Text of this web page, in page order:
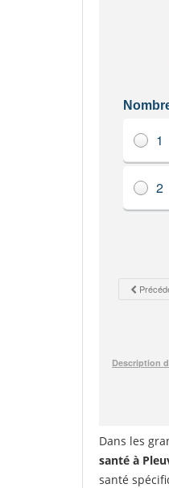
Dans les
santé à
santé